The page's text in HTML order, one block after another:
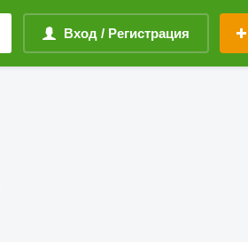
Вход / Регистрация